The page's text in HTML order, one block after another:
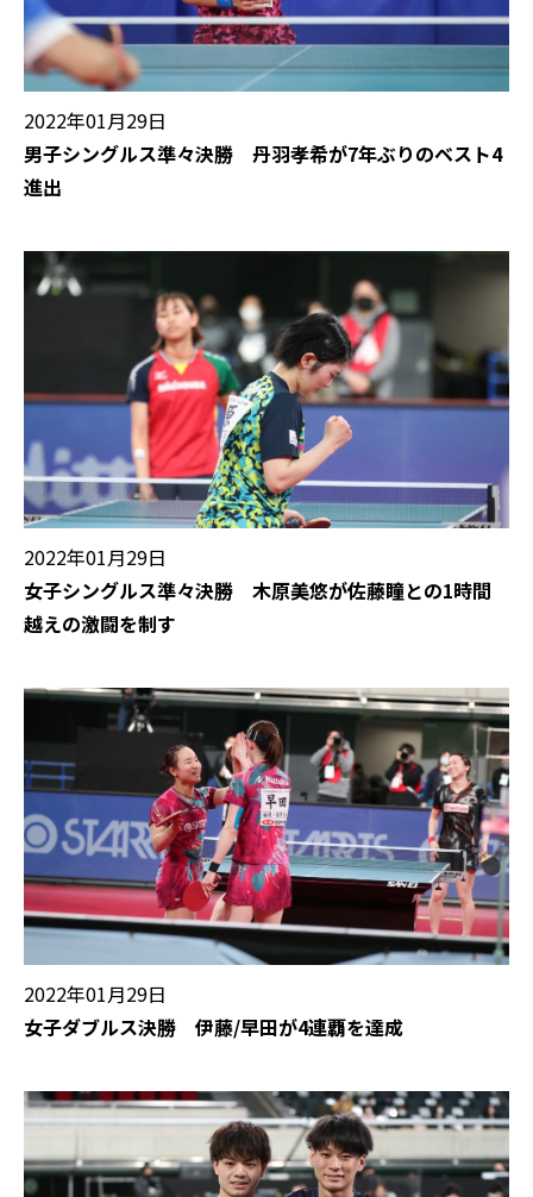
2022年01月29日
男子シングルス準々決勝 丹羽孝希が7年ぶりのベスト4
進出
2022年01月29日
女子シングルス準々決勝 木原美悠が佐藤瞳との1時間
越えの激闘を制す
2022年01月29日
女子ダブルス決勝 伊藤/早田が4連覇を達成